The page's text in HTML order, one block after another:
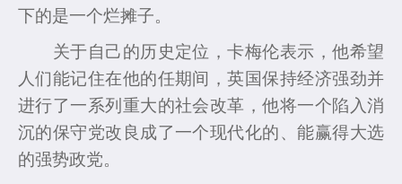
下的是一个烂摊子。
关于自己的历史定位，卡梅伦表示，他希望
人们能记住在他的任期间，英国保持经济强劲并
进行了一系列重大的社会改革，他将一个陷入消
沉的保守党改良成了一个现代化的、能赢得大选
的强势政党。